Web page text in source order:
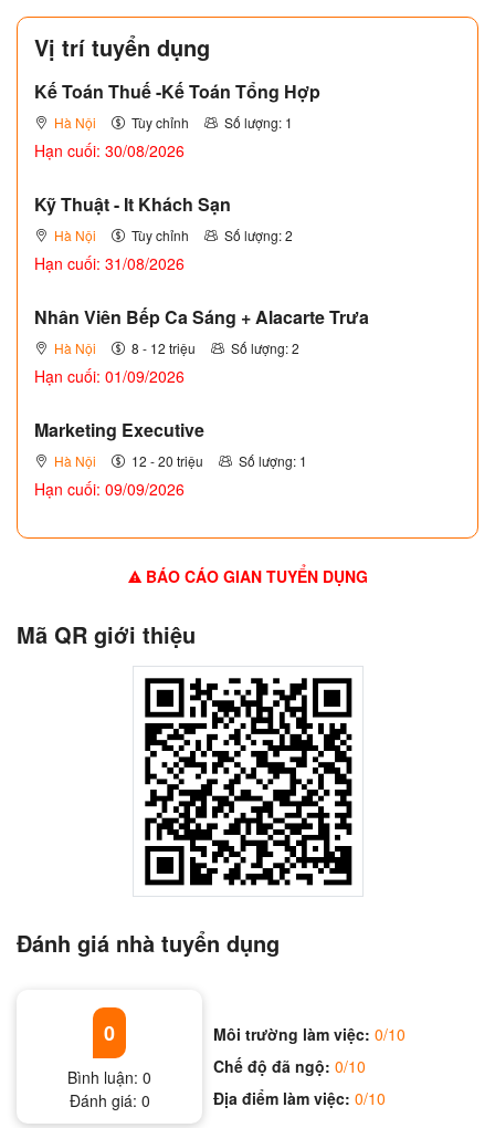
Vị trí tuyển dụng
Kế Toán Thuế -Kế Toán Tổng Hợp
Hà Nội Tùy chỉnh Số lượng: 1
Hạn cuối: 30/08/2026
Kỹ Thuật - It Khách Sạn
Hà Nội Tùy chỉnh Số lượng: 2
Hạn cuối: 31/08/2026
Nhân Viên Bếp Ca Sáng + Alacarte Trưa
Hà Nội 8 - 12 triệu Số lượng: 2
Hạn cuối: 01/09/2026
Marketing Executive
Hà Nội 12 - 20 triệu Số lượng: 1
Hạn cuối: 09/09/2026
BÁO CÁO GIAN TUYỂN DỤNG
Mã QR giới thiệu
Đánh giá nhà tuyển dụng
0
Bình luận:0
Đánh giá: 0
Môi trường làm việc:0/10
Chế độ đã ngộ:0/10
Địa điểm làm việc:0/10